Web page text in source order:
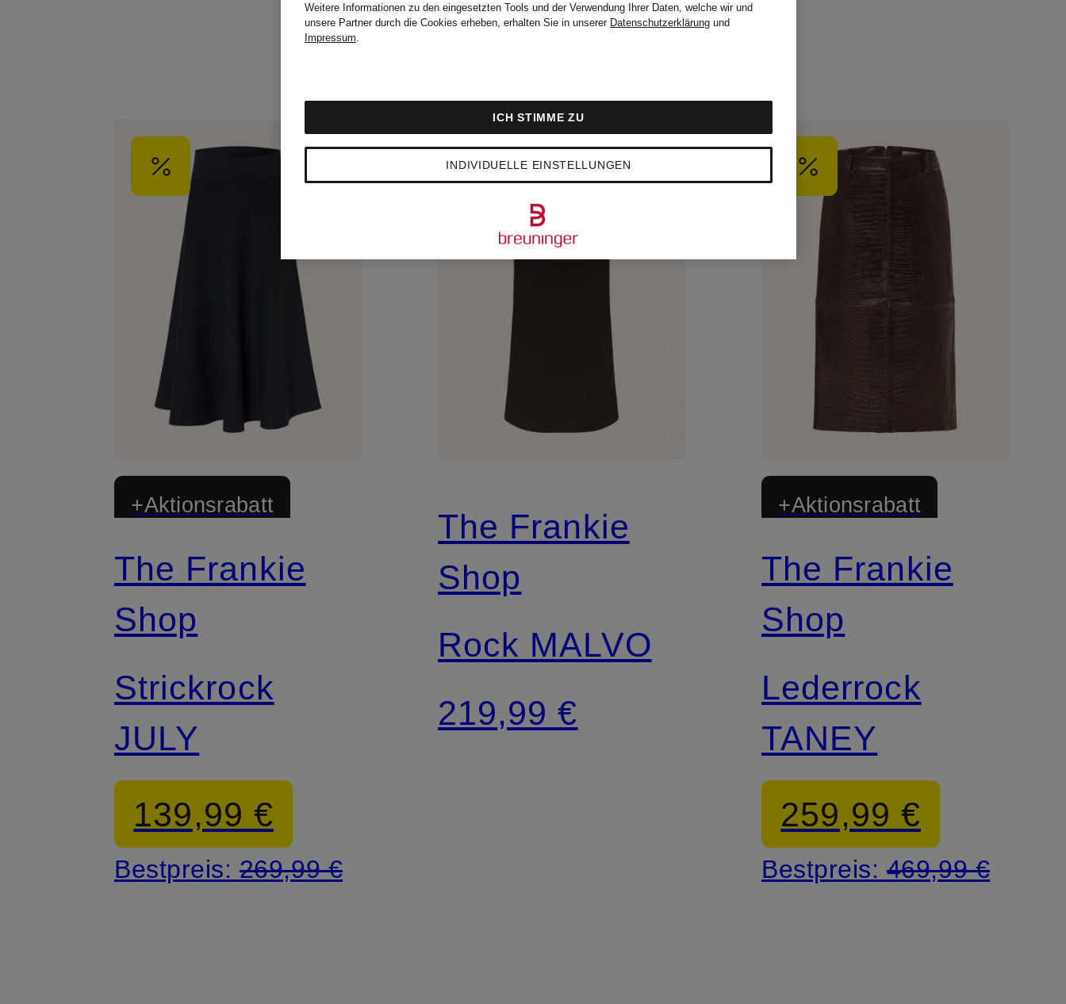
+Aktionsrabatt
The Frankie
Shop
Strickrock
JULY
139,99 €
Bestpreis: 269,99 €
The Frankie
Shop
Rock MALVO
219,99 €
+Aktionsrabatt
The Frankie
Shop
Lederrock
TANEY
259,99 €
Bestpreis: 469,99 €
Weitere Informationen zu den eingesetzten Tools und der Verwendung Ihrer Daten, welche wir und
unsere Partner durch die Cookies erheben, erhalten Sie in unserer Datenschutzerklärung und
Impressum.
INDIVIDUELLE EINSTELLUNGEN
ICH STIMME ZU